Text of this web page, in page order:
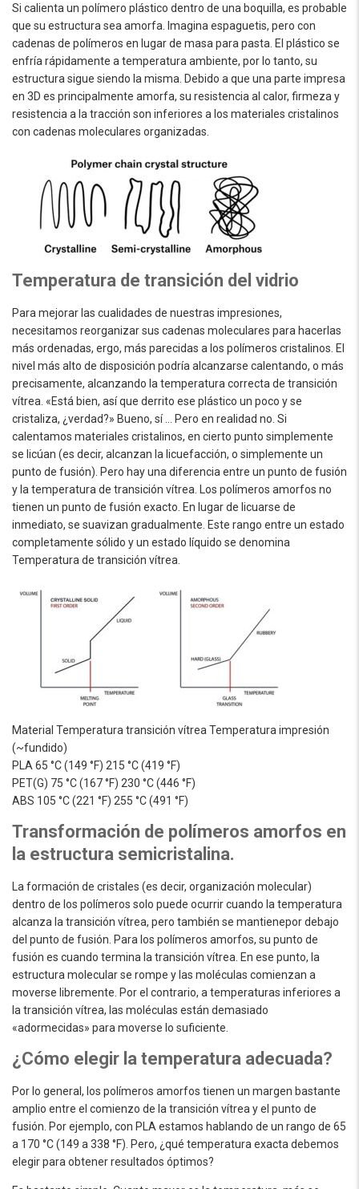
Si calienta un polímero plástico dentro de una boquilla, es probable
que su estructura sea amorfa. Imagina espaguetis, pero con
cadenas de polímeros en lugar de masa para pasta. El plástico se
enfría rápidamente a temperatura ambiente, por lo tanto, su
estructura sigue siendo la misma. Debido a que una parte impresa
en 3D es principalmente amorfa, su resistencia al calor, firmeza y
resistencia a la tracción son inferiores a los materiales cristalinos
con cadenas moleculares organizadas.
Temperatura de transición del vidrio
Para mejorar las cualidades de nuestras impresiones,
necesitamos reorganizar sus cadenas moleculares para hacerlas
más ordenadas, ergo, más parecidas a los polímeros cristalinos. El
nivel más alto de disposición podría alcanzarse calentando, o más
precisamente, alcanzando la temperatura correcta de transición
vítrea. «Está bien, así que derrito ese plástico un poco y se
cristaliza, ¿verdad?» Bueno, sí … Pero en realidad no. Si
calentamos materiales cristalinos, en cierto punto simplemente
se licúan (es decir, alcanzan la licuefacción, o simplemente un
punto de fusión). Pero hay una diferencia entre un punto de fusión
y la temperatura de transición vítrea. Los polímeros amorfos no
tienen un punto de fusión exacto. En lugar de licuarse de
inmediato, se suavizan gradualmente. Este rango entre un estado
completamente sólido y un estado líquido se denomina
Temperatura de transición vítrea.
Material Temperatura transición vítrea Temperatura impresión
(~fundido)
PLA 65 °C (149 °F) 215 °C (419 °F)
PET(G) 75 °C (167 °F) 230 °C (446 °F)
ABS 105 °C (221 °F) 255 °C (491 °F)
Transformación de polímeros amorfos en
la estructura semicristalina.
La formación de cristales (es decir, organización molecular)
dentro de los polímeros solo puede ocurrir cuando la temperatura
alcanza la transición vítrea, pero también se mantienepor debajo
del punto de fusión. Para los polímeros amorfos, su punto de
fusión es cuando termina la transición vítrea. En ese punto, la
estructura molecular se rompe y las moléculas comienzan a
moverse libremente. Por el contrario, a temperaturas inferiores a
la transición vítrea, las moléculas están demasiado
«adormecidas» para moverse lo suficiente.
¿Cómo elegir la temperatura adecuada?
Por lo general, los polímeros amorfos tienen un margen bastante
amplio entre el comienzo de la transición vítrea y el punto de
fusión. Por ejemplo, con PLA estamos hablando de un rango de 65
a 170 °C (149 a 338 °F). Pero, ¿qué temperatura exacta debemos
elegir para obtener resultados óptimos?